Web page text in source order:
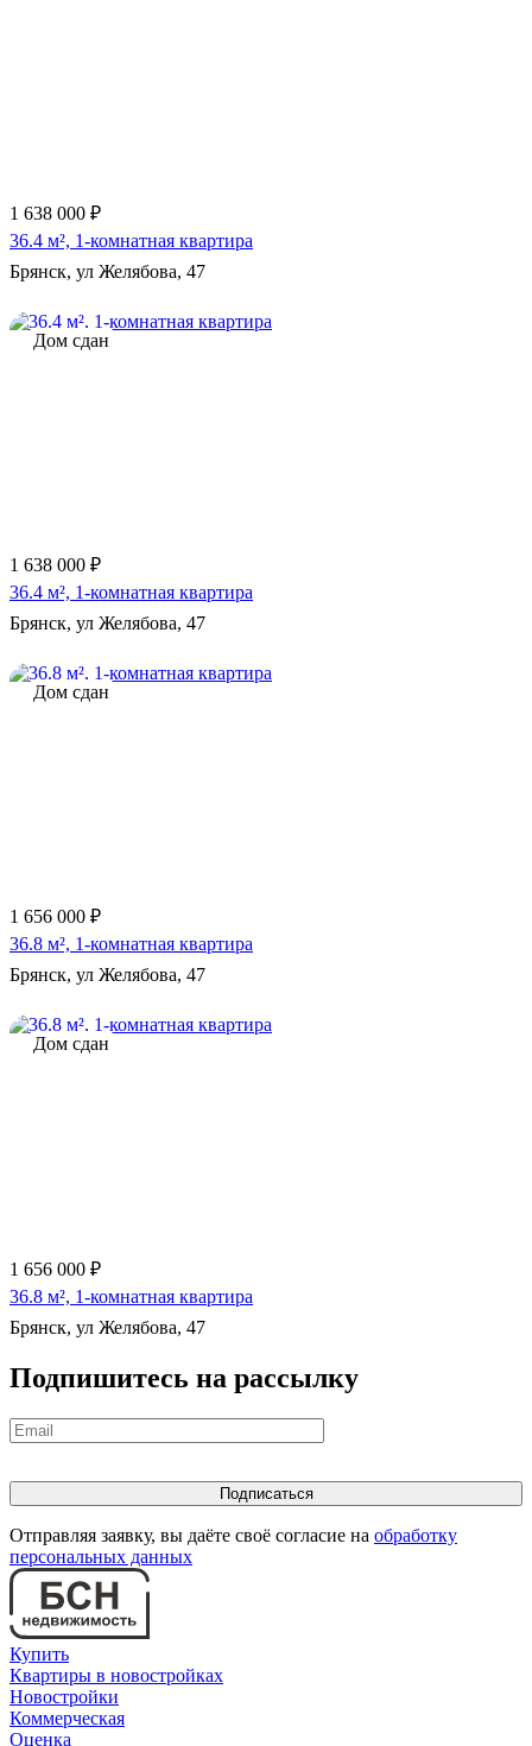
1 638 000 ₽
36.4 м², 1-комнатная квартира
Брянск, ул Желябова, 47
Дом сдан
1 638 000 ₽
36.4 м², 1-комнатная квартира
Брянск, ул Желябова, 47
Дом сдан
1 656 000 ₽
36.8 м², 1-комнатная квартира
Брянск, ул Желябова, 47
Дом сдан
1 656 000 ₽
36.8 м², 1-комнатная квартира
Брянск, ул Желябова, 47
Подпишитесь на рассылку
Отправляя заявку, вы даёте своё согласие на обработку
персональных данных
Купить
Квартиры в новостройках
Новостройки
Коммерческая
Оценка